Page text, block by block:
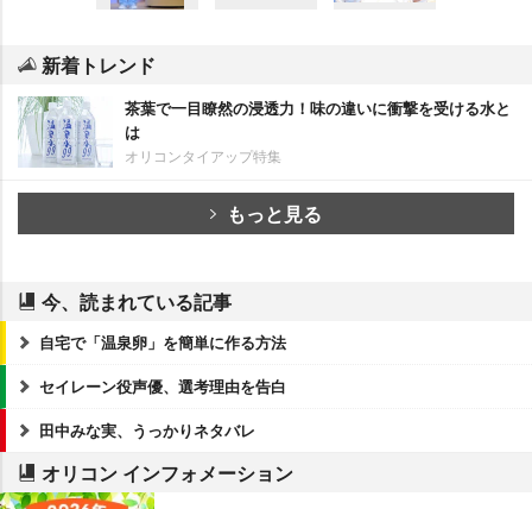
新着トレンド
茶葉で一目瞭然の浸透力！味の違いに衝撃を受ける水と
は
オリコンタイアップ特集
もっと見る
今、読まれている記事
自宅で「温泉卵」を簡単に作る方法
セイレーン役声優、選考理由を告白
田中みな実、うっかりネタバレ
オリコン インフォメーション